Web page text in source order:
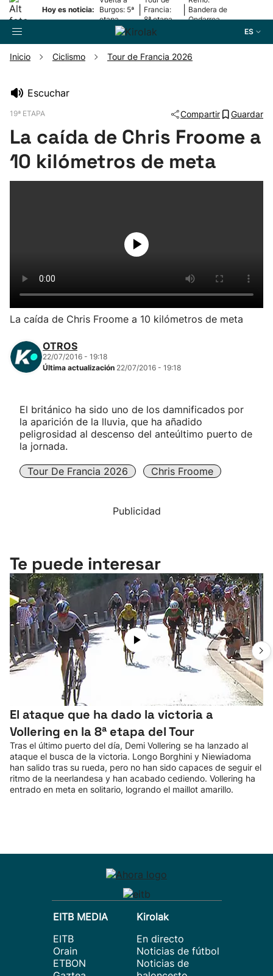
Hoy es noticia:
Burgos: 5ª
etapa
Francia:
8ª etapa
Bandera de
Ondarroa
ES
Pelota
Herri-kirolak
Balonmano
Kirolak 360
Carreras de montaña
Inicio Ciclismo Tour de Francia 2026
Escuchar
19ª ETAPA Compartir Guardar
La caída de Chris Froome a
10 kilómetros de meta
La caída de Chris Froome a 10 kilómetros de meta
OTROS
22/07/2016 - 19:18
Última actualización 22/07/2016 - 19:18
El británico ha sido uno de los damnificados por
la aparición de la lluvia, que ha añadido
peligrosidad al descenso del anteúltimo puerto de
la jornada.
Tour De Francia 2026 Chris Froome
Publicidad
Te puede interesar
El ataque que ha dado la victoria a
Vollering en la 8ª etapa del Tour
Tras el último puerto del día, Demi Vollering se ha lanzado al
ataque el busca de la victoria. Longo Borghini y Niewiadoma
han salido tras su rueda, pero no han sido capaces de seguir el
ritmo de la neerlandesa y han acabado cediendo. Vollering ha
entrado en meta en solitario, logrando el maillot amarillo.
EITB MEDIA
EITB
Orain
ETBON
Kirolak
En directo
Noticias de fútbol
Noticias de